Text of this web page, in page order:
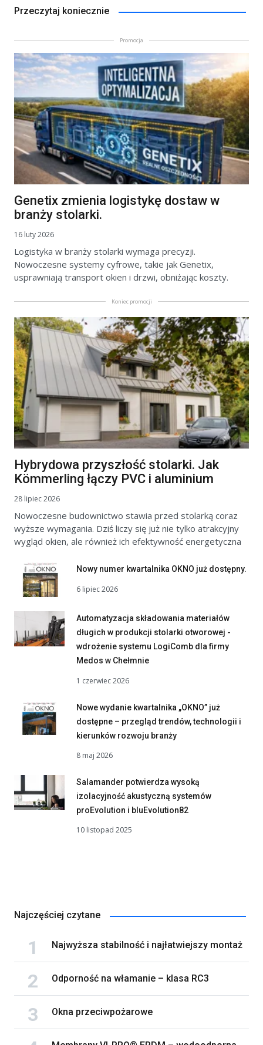
Przeczytaj koniecznie
Promocja
Genetix zmienia logistykę dostaw w
branży stolarki.
16 luty 2026
Logistyka w branży stolarki wymaga precyzji.
Nowoczesne systemy cyfrowe, takie jak Genetix,
usprawniają transport okien i drzwi, obniżając koszty.
Koniec promocji
Hybrydowa przyszłość stolarki. Jak
Kömmerling łączy PVC i aluminium
28 lipiec 2026
Nowoczesne budownictwo stawia przed stolarką coraz
wyższe wymagania. Dziś liczy się już nie tylko atrakcyjny
wygląd okien, ale również ich efektywność energetyczna
Nowy numer kwartalnika OKNO już dostępny.
6 lipiec 2026
Automatyzacja składowania materiałów
długich w produkcji stolarki otworowej -
wdrożenie systemu LogiComb dla firmy
Medos w Chełmnie
1 czerwiec 2026
Nowe wydanie kwartalnika „OKNO” już
dostępne – przegląd trendów, technologii i
kierunków rozwoju branży
8 maj 2026
Salamander potwierdza wysoką
izolacyjność akustyczną systemów
proEvolution i bluEvolution82
10 listopad 2025
Najczęściej czytane
Najwyższa stabilność i najłatwiejszy montaż
Odporność na włamanie – klasa RC3
Okna przeciwpożarowe